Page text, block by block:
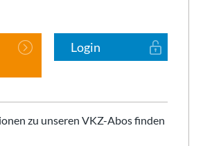
Login
zu unseren VKZ-Abos finden